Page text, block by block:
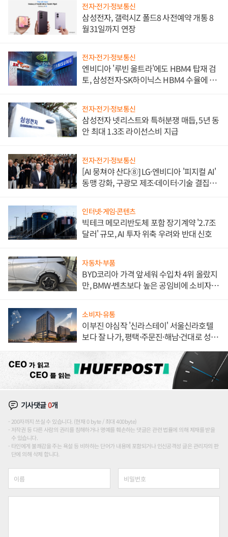
전자·전기·정보통신
삼성전자, 갤럭시Z 폴드8 사전예약 개통 8
월31일까지 연장
전자·전기·정보통신
엔비디아 '루빈 울트라'에도 HBM4 탑재 검
토, 삼성전자·SK하이닉스 HBM4 수율에 주
전자·전기·정보통신
삼성전자 넷리스트와 특허분쟁 매듭, 5년 동
안 최대 1.3조 라이선스비 지급
전자·전기·정보통신
[AI 뭉쳐야 산다⑧] LG·엔비디아 '피지컬 AI'
동맹 강화, 구광모 제조·데이터·기술 결집
인터넷·게임·콘텐츠
빅테크 메모리반도체 포함 장기계약 '2.7조
달러' 규모, AI 투자 위축 우려와 반대 신호
자동차·부품
BYD코리아 가격 앞세워 수입차 4위 올랐지
만, BMW·벤츠보다 높은 공임비에 소비자
소비자·유통
이부진 야심작 '신라스테이' 서울신라호텔
보다 잘 나가, 평택·주문진·해남·건대로 성
기사댓글0개
200자까지 쓰실 수 있습니다. (현재 0 byte / 최대 400byte)
저작권 등 다른 사람의 권리를 침해하거나 명예를 훼손하는 댓글은 관련 법률에 의해 제재를 받을
수 있습니다.
타인에게 불쾌감을 주는 욕설 등 비하하는 단어가 내용에 포함되거나 인신공격성 글은 관리자의 판
단에 의해 삭제 합니다.